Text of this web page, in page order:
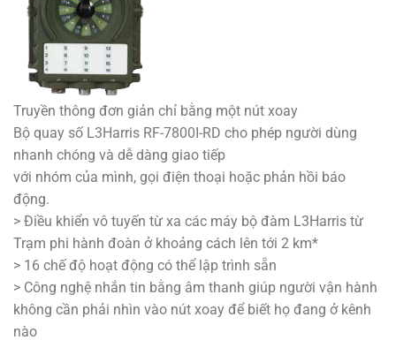
Truyền thông đơn giản chỉ bằng một nút xoay
Bộ quay số L3Harris RF-7800I-RD cho phép người dùng
nhanh chóng và dễ dàng giao tiếp
với nhóm của mình, gọi điện thoại hoặc phản hồi báo
động.
> Điều khiển vô tuyến từ xa các máy bộ đàm L3Harris từ
Trạm phi hành đoàn ở khoảng cách lên tới 2 km*
> 16 chế độ hoạt động có thể lập trình sẵn
> Công nghệ nhắn tin bằng âm thanh giúp người vận hành
không cần phải nhìn vào nút xoay để biết họ đang ở kênh
nào